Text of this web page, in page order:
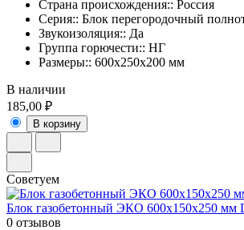
Страна происхождения:: Россия
Серия:: Блок перегородочный
Звукоизоляция:: Да
Группа горючести:: НГ
Размеры:: 600x250x200 мм
В наличии
185,00 ₽
В корзину
Советуем
Блок газобетонный ЭКО 600x150x250 мм
0 отзывов